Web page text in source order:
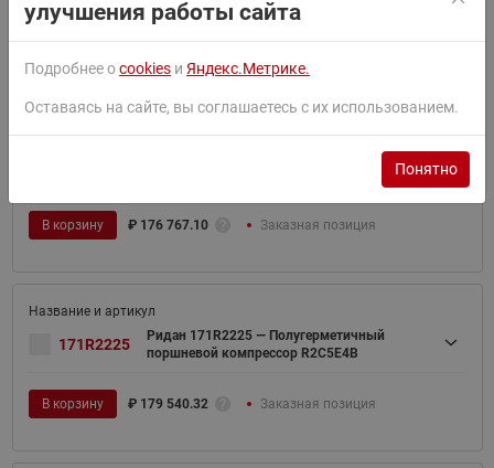
В корзину ₽ 1 009 554.83 Заказная позиция
Ридан 171R2224 — Полугерметичный
В корзину ₽ 176 767.10 Заказная позиция
171R2225
Ридан 171R2225 — Полугерметичный
поршневой компрессор R2C5E4B
В корзину ₽ 179 540.32 Заказная позиция
улучшения работы сайта
Подробнее оcookies и Яндекс.Метрике.
Оставаясь на сайте, вы соглашаетесь с их использованием.
Понятно